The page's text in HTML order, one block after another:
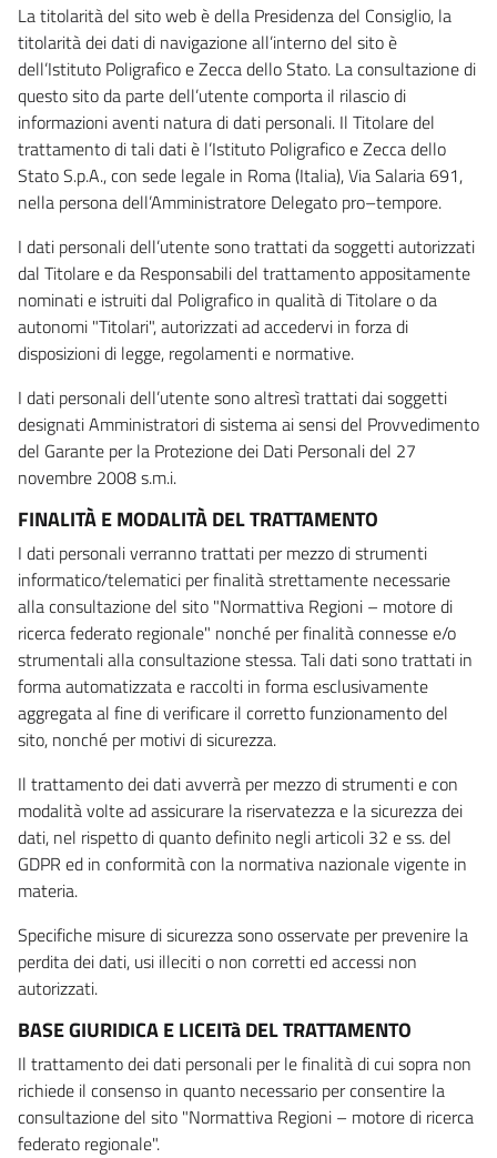
La titolarità del sito web è della Presidenza del Consiglio, la
titolarità dei dati di navigazione all’interno del sito è
dell’Istituto Poligrafico e Zecca dello Stato. La consultazione di
questo sito da parte dell’utente comporta il rilascio di
informazioni aventi natura di dati personali. Il Titolare del
trattamento di tali dati è l’Istituto Poligrafico e Zecca dello
Stato S.p.A., con sede legale in Roma (Italia), Via Salaria 691,
nella persona dell’Amministratore Delegato pro–tempore.
I dati personali dell’utente sono trattati da soggetti autorizzati
dal Titolare e da Responsabili del trattamento appositamente
nominati e istruiti dal Poligrafico in qualità di Titolare o da
autonomi "Titolari", autorizzati ad accedervi in forza di
disposizioni di legge, regolamenti e normative.
I dati personali dell’utente sono altresì trattati dai soggetti
designati Amministratori di sistema ai sensi del Provvedimento
del Garante per la Protezione dei Dati Personali del 27
novembre 2008 s.m.i.
FINALITÀ E MODALITÀ DEL TRATTAMENTO
I dati personali verranno trattati per mezzo di strumenti
informatico/telematici per finalità strettamente necessarie
alla consultazione del sito "Normattiva Regioni – motore di
ricerca federato regionale" nonché per finalità connesse e/o
strumentali alla consultazione stessa. Tali dati sono trattati in
forma automatizzata e raccolti in forma esclusivamente
aggregata al fine di verificare il corretto funzionamento del
sito, nonché per motivi di sicurezza.
Il trattamento dei dati avverrà per mezzo di strumenti e con
modalità volte ad assicurare la riservatezza e la sicurezza dei
dati, nel rispetto di quanto definito negli articoli 32 e ss. del
GDPR ed in conformità con la normativa nazionale vigente in
materia.
Specifiche misure di sicurezza sono osservate per prevenire la
perdita dei dati, usi illeciti o non corretti ed accessi non
autorizzati.
BASE GIURIDICA E LICEITà DEL TRATTAMENTO
Il trattamento dei dati personali per le finalità di cui sopra non
richiede il consenso in quanto necessario per consentire la
consultazione del sito "Normattiva Regioni – motore di ricerca
federato regionale".